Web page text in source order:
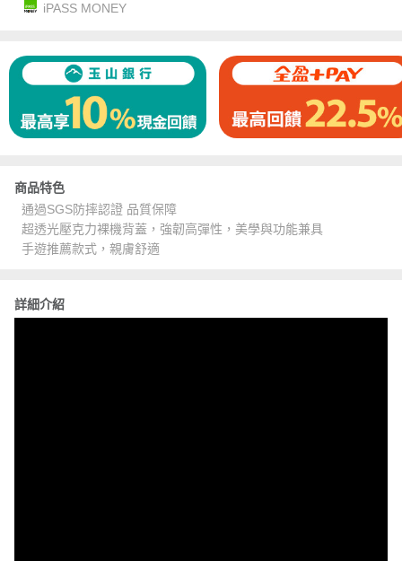
iPASS MONEY
商品特色
通過SGS防摔認證 品質保障
超透光壓克力裸機背蓋，強韌高彈性，美學與功能兼具
手遊推薦款式，親膚舒適
詳細介紹